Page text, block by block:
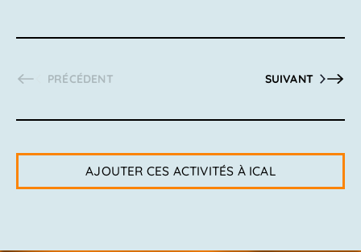
PRÉCÉDENT SUIVANT
AJOUTER CES ACTIVITÉS À ICAL